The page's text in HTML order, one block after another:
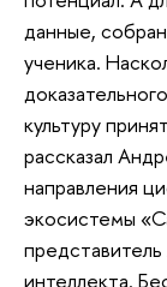
данные,
ученика.
культуру
рассказал
направления
экосистемы
интеллекта.